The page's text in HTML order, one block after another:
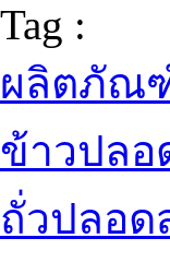
Tag :
ผลิตภัณ
ข้าวปลอ
ถั่วปลอด